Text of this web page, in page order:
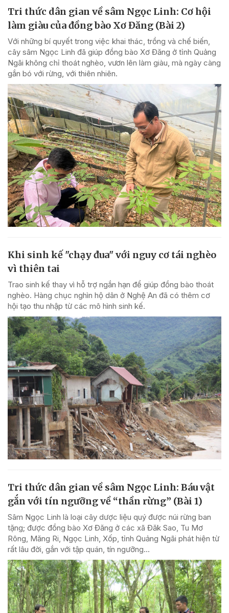
Tri thức dân gian về sâm Ngọc Linh: Cơ hội
làm giàu của đồng bào Xơ Đăng (Bài 2)
Với những bí quyết trong việc khai thác, trồng và chế biến,
cây sâm Ngọc Linh đã giúp đồng bào Xơ Đăng ở tỉnh Quảng
Ngãi không chỉ thoát nghèo, vươn lên làm giàu, mà ngày càng
gắn bó với rừng, với thiên nhiên.
Khi sinh kế "chạy đua" với nguy cơ tái nghèo
vì thiên tai
Trao sinh kế thay vì hỗ trợ ngắn hạn để giúp đồng bào thoát
nghèo. Hàng chục nghìn hộ dân ở Nghệ An đã có thêm cơ
hội tạo thu nhập từ các mô hình sinh kế.
Tri thức dân gian về sâm Ngọc Linh: Báu vật
gắn với tín ngưỡng về “thần rừng” (Bài 1)
Sâm Ngọc Linh là loại cây dược liệu quý được núi rừng ban
tặng; được đồng bào Xơ Đăng ở các xã Đăk Sao, Tu Mơ
Rông, Măng Ri, Ngọc Linh, Xốp, tỉnh Quảng Ngãi phát hiện từ
rất lâu đời, gắn với tập quán, tín ngưỡng...